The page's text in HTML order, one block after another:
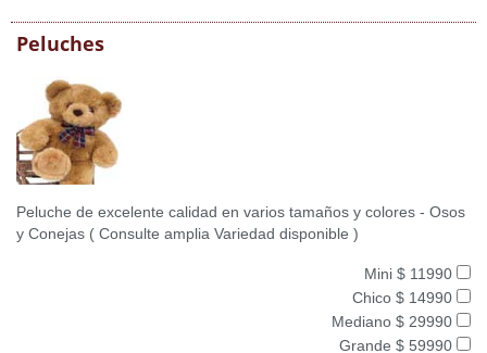
Peluches
Peluche de excelente calidad en varios tamaños y colores - Osos
y Conejas ( Consulte amplia Variedad disponible )
Mini $ 11990
Chico $ 14990
Mediano $ 29990
Grande $ 59990